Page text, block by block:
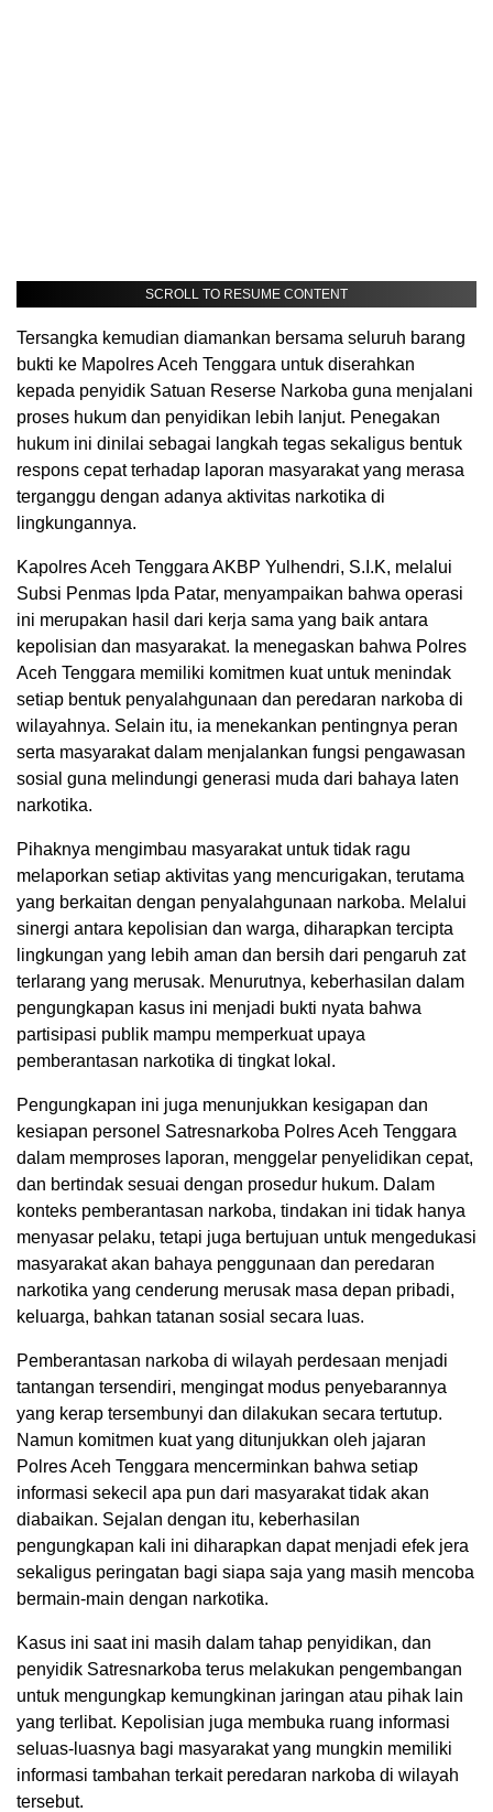
SCROLL TO RESUME CONTENT
Tersangka kemudian diamankan bersama seluruh barang
bukti ke Mapolres Aceh Tenggara untuk diserahkan
kepada penyidik Satuan Reserse Narkoba guna menjalani
proses hukum dan penyidikan lebih lanjut. Penegakan
hukum ini dinilai sebagai langkah tegas sekaligus bentuk
respons cepat terhadap laporan masyarakat yang merasa
terganggu dengan adanya aktivitas narkotika di
lingkungannya.
Kapolres Aceh Tenggara AKBP Yulhendri, S.I.K, melalui
Subsi Penmas Ipda Patar, menyampaikan bahwa operasi
ini merupakan hasil dari kerja sama yang baik antara
kepolisian dan masyarakat. Ia menegaskan bahwa Polres
Aceh Tenggara memiliki komitmen kuat untuk menindak
setiap bentuk penyalahgunaan dan peredaran narkoba di
wilayahnya. Selain itu, ia menekankan pentingnya peran
serta masyarakat dalam menjalankan fungsi pengawasan
sosial guna melindungi generasi muda dari bahaya laten
narkotika.
Pihaknya mengimbau masyarakat untuk tidak ragu
melaporkan setiap aktivitas yang mencurigakan, terutama
yang berkaitan dengan penyalahgunaan narkoba. Melalui
sinergi antara kepolisian dan warga, diharapkan tercipta
lingkungan yang lebih aman dan bersih dari pengaruh zat
terlarang yang merusak. Menurutnya, keberhasilan dalam
pengungkapan kasus ini menjadi bukti nyata bahwa
partisipasi publik mampu memperkuat upaya
pemberantasan narkotika di tingkat lokal.
Pengungkapan ini juga menunjukkan kesigapan dan
kesiapan personel Satresnarkoba Polres Aceh Tenggara
dalam memproses laporan, menggelar penyelidikan cepat,
dan bertindak sesuai dengan prosedur hukum. Dalam
konteks pemberantasan narkoba, tindakan ini tidak hanya
menyasar pelaku, tetapi juga bertujuan untuk mengedukasi
masyarakat akan bahaya penggunaan dan peredaran
narkotika yang cenderung merusak masa depan pribadi,
keluarga, bahkan tatanan sosial secara luas.
Pemberantasan narkoba di wilayah perdesaan menjadi
tantangan tersendiri, mengingat modus penyebarannya
yang kerap tersembunyi dan dilakukan secara tertutup.
Namun komitmen kuat yang ditunjukkan oleh jajaran
Polres Aceh Tenggara mencerminkan bahwa setiap
informasi sekecil apa pun dari masyarakat tidak akan
diabaikan. Sejalan dengan itu, keberhasilan
pengungkapan kali ini diharapkan dapat menjadi efek jera
sekaligus peringatan bagi siapa saja yang masih mencoba
bermain-main dengan narkotika.
Kasus ini saat ini masih dalam tahap penyidikan, dan
penyidik Satresnarkoba terus melakukan pengembangan
untuk mengungkap kemungkinan jaringan atau pihak lain
yang terlibat. Kepolisian juga membuka ruang informasi
seluas-luasnya bagi masyarakat yang mungkin memiliki
informasi tambahan terkait peredaran narkoba di wilayah
tersebut.